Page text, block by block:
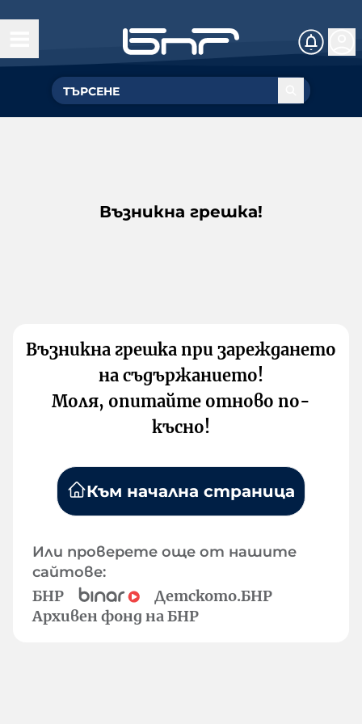
Възникна грешка!
Възникна грешка при зареждането
на съдържанието!
Моля, опитайте отново по-
късно!
Към начална страница
Или проверете още от нашите
сайтове:
БНР
Детското.БНР
Архивен фонд на БНР